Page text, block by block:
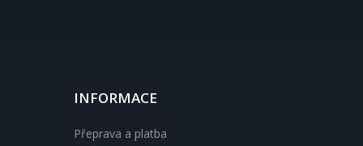
INFORMACE
Přeprava a platba